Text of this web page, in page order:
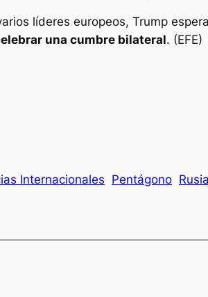
líderes europeos, Trump
una cumbre bilateral. (EFE)
Internacionales Pentágono Rusia